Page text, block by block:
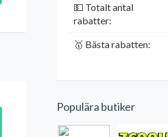
💵 Totalt antal
rabatter:
🥇 Bästa rabatten:
Populära butiker